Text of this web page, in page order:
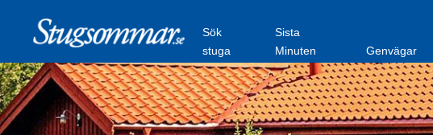
Sök
stuga
Sista
Minuten
Genvägar